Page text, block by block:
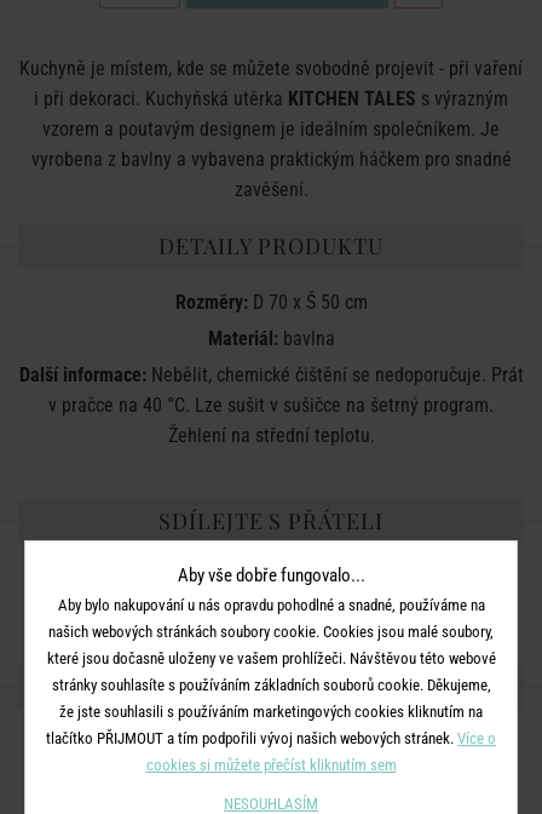
Kuchyně je místem, kde se můžete svobodně projevit - při vaření
i při dekoraci. Kuchyňská utěrka KITCHEN TALES s výrazným
vzorem a poutavým designem je ideálním společníkem. Je
vyrobena z bavlny a vybavena praktickým háčkem pro snadné
zavěšení.
DETAILY PRODUKTU
Rozměry:D 70 x Š 50 cm
Materiál:bavlna
Další informace:Nebělit, chemické čištění se nedoporučuje. Prát
v pračce na 40 °C. Lze sušit v sušičce na šetrný program.
Žehlení na střední teplotu.
SDÍLEJTE S PŘÁTELI
DALŠÍ PRODUKTY ZE SÉRIE
Aby vše dobře fungovalo...
Aby bylo nakupování u nás opravdu pohodlné a snadné, používáme na
našich webových stránkách soubory cookie. Cookies jsou malé soubory,
které jsou dočasně uloženy ve vašem prohlížeči. Návštěvou této webové
stránky souhlasíte s používáním základních souborů cookie. Děkujeme,
že jste souhlasili s používáním marketingových cookies kliknutím na
tlačítko PŘIJMOUT a tím podpořili vývoj našich webových stránek. Více o
cookies si můžete přečíst kliknutím sem
NESOUHLASÍM